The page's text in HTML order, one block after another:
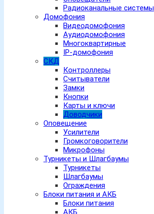
Радиоканальные системы
Домофония
Видеодомофония
Аудиодомофония
Многоквартирные
IP-домофония
СКД
Контроллеры
Считыватели
Замки
Кнопки
Карты и ключи
Доводчики
Оповещение
Усилители
Громкоговорители
Микрофоны
Турникеты и Шлагбаумы
Турникеты
Шлагбаумы
Ограждения
Блоки питания и АКБ
Блоки питания
АКБ